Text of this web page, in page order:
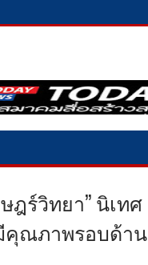
ฎร์วิทยา” นิเทศ
คุณภาพรอบด้าน